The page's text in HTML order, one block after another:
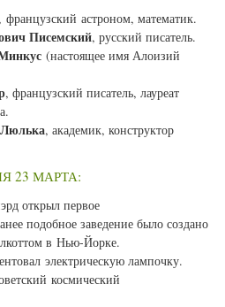
, французский астроном, математик.
Писемский, русский писатель.
(настоящее имя Алоизий
, французский писатель, лауреат
, академик, конструктор
23 МАРТА:
открыл первое
подобное заведение было создано
в Нью-Йорке.
электрическую лампочку.
космический